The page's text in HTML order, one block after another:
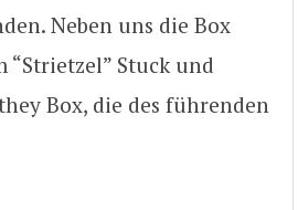
Neben uns die Box
“Strietzel” Stuck und
Box, die des führenden